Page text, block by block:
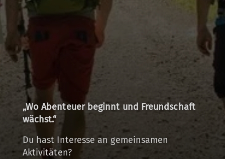
„Wo Abenteuer beginnt und Freundschaft
wächst.“
Du hast Interesse an gemeinsamen
Aktivitäten?